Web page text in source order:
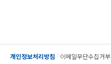
개인정보처리방침 이메일무단수집거부